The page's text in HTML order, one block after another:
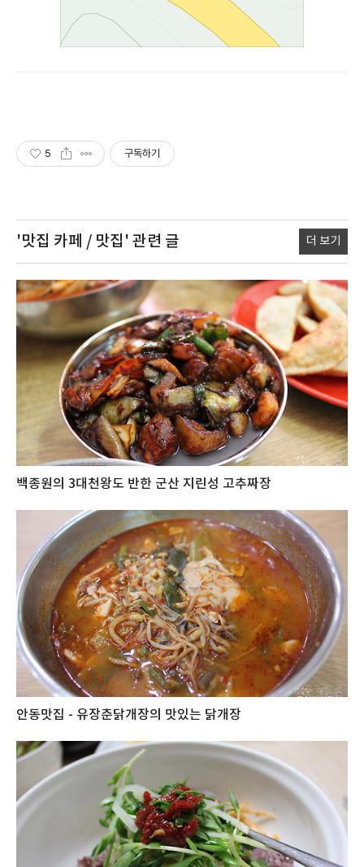
5 구독하기
'맛집 카페 / 맛집' 관련 글 더 보기
백종원의 3대천왕도 반한 군산 지린성 고추짜장
안동맛집 - 유장춘닭개장의 맛있는 닭개장